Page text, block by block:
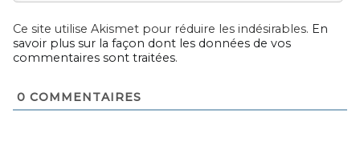
Ce site utilise Akismet pour réduire les indésirables. En
savoir plus sur la façon dont les données de vos
commentaires sont traitées.
0 COMMENTAIRES